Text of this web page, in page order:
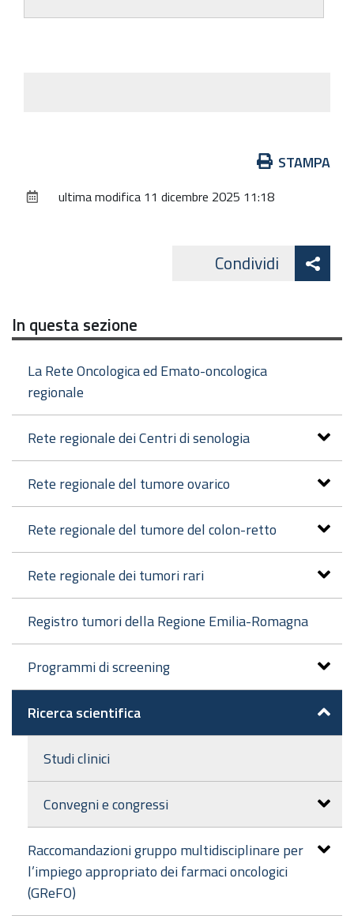
documento
STAMPA
ultima modifica 11 dicembre 2025 11:18
Condividi
In questa sezione
La Rete Oncologica ed Emato-oncologica
regionale
Rete regionale dei Centri di senologia
Rete regionale del tumore ovarico
Rete regionale del tumore del colon-retto
Rete regionale dei tumori rari
Registro tumori della Regione Emilia-Romagna
Programmi di screening
Ricerca scientifica
Studi clinici
Convegni e congressi
Raccomandazioni gruppo multidisciplinare per
l’impiego appropriato dei farmaci oncologici
(GReFO)